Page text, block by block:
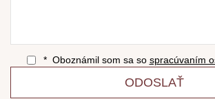
* Oboznámil som sa so spracúvaním
ODOSLAŤ